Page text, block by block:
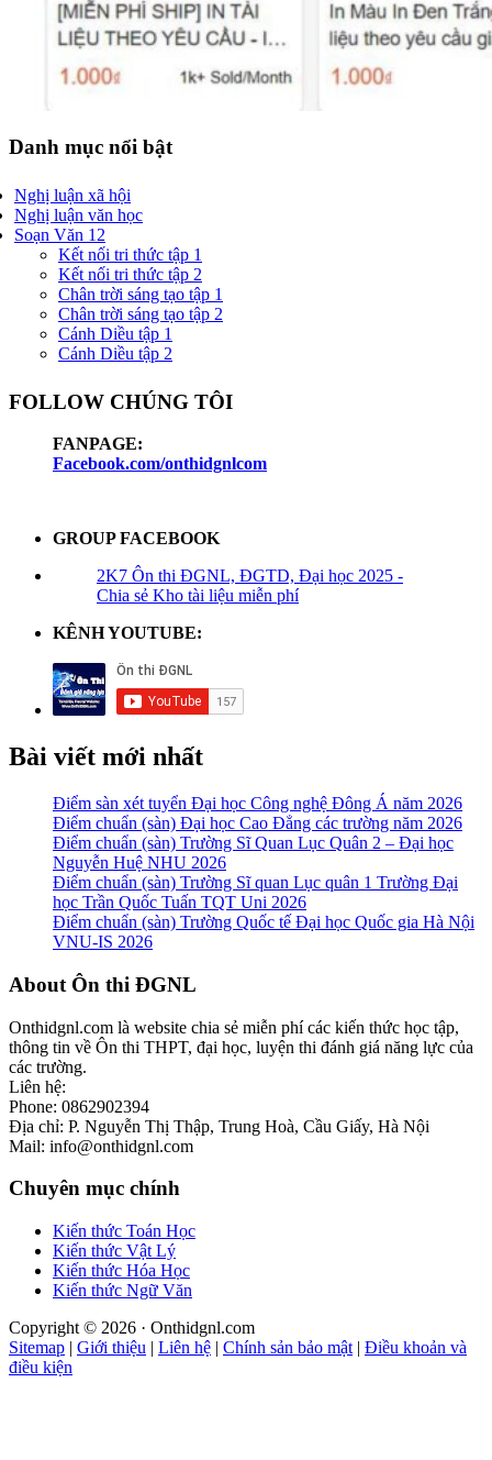
Danh mục nổi bật
Nghị luận xã hội
Nghị luận văn học
Soạn Văn 12
Kết nối tri thức tập 1
Kết nối tri thức tập 2
Chân trời sáng tạo tập 1
Chân trời sáng tạo tập 2
Cánh Diều tập 1
Cánh Diều tập 2
FOLLOW CHÚNG TÔI
FANPAGE:
Facebook.com/onthidgnlcom
GROUP FACEBOOK
2K7 Ôn thi ĐGNL, ĐGTD, Đại học 2025 -
Chia sẻ Kho tài liệu miễn phí
KÊNH YOUTUBE:
Bài viết mới nhất
Điểm sàn xét tuyển Đại học Công nghệ Đông Á năm 2026
Điểm chuẩn (sàn) Đại học Cao Đẳng các trường năm 2026
Điểm chuẩn (sàn) Trường Sĩ Quan Lục Quân 2 – Đại học
Nguyễn Huệ NHU 2026
Điểm chuẩn (sàn) Trường Sĩ quan Lục quân 1 Trường Đại
học Trần Quốc Tuấn TQT Uni 2026
Điểm chuẩn (sàn) Trường Quốc tế Đại học Quốc gia Hà Nội
VNU-IS 2026
Footer
About Ôn thi ĐGNL
Onthidgnl.com là website chia sẻ miễn phí các kiến thức học tập,
thông tin về Ôn thi THPT, đại học, luyện thi đánh giá năng lực của
các trường.
Liên hệ:
Phone: 0862902394
Địa chỉ: P. Nguyễn Thị Thập, Trung Hoà, Cầu Giấy, Hà Nội
Mail: info@onthidgnl.com
Chuyên mục chính
Kiến thức Toán Học
Kiến thức Vật Lý
Kiến thức Hóa Học
Kiến thức Ngữ Văn
Copyright © 2026 · Onthidgnl.com
Sitemap | Giới thiệu | Liên hệ | Chính sản bảo mật | Điều khoản và
điều kiện